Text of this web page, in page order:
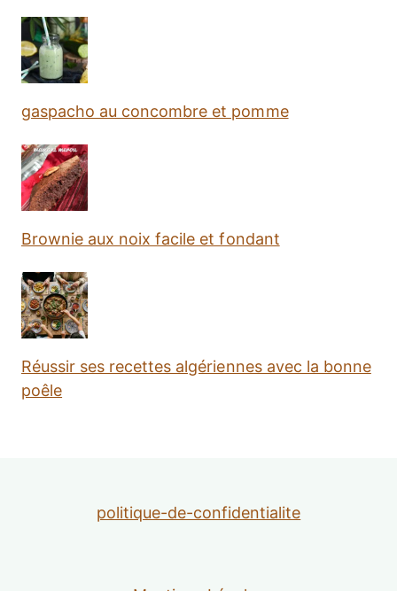
gaspacho au concombre et pomme
Brownie aux noix facile et fondant
Réussir ses recettes algériennes avec la bonne
poêle
politique-de-confidentialite